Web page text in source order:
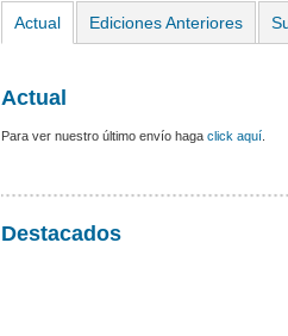
Actual Ediciones Anteriores
Actual
Para ver nuestro último envío haga click aquí
Destacados